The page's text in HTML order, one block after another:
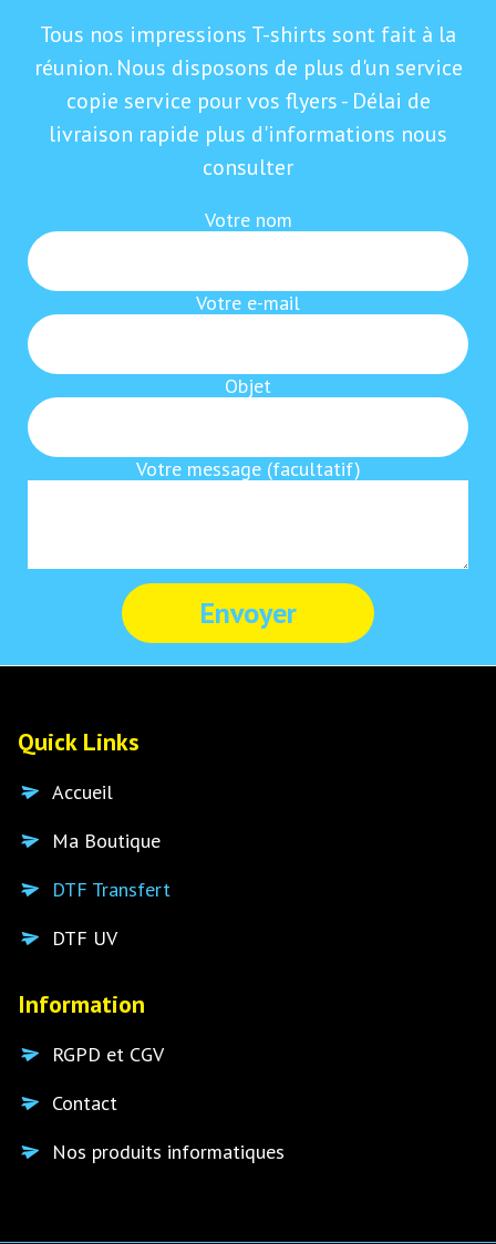
Tous nos impressions T-shirts sont fait à la
réunion. Nous disposons de plus d'un service
copie service pour vos flyers - Délai de
livraison rapide plus d'informations nous
consulter
Votre nom
Votre e-mail
Objet
Votre message (facultatif)
Quick Links
Accueil
Ma Boutique
DTF Transfert
DTF UV
Information
RGPD et CGV
Contact
Nos produits informatiques